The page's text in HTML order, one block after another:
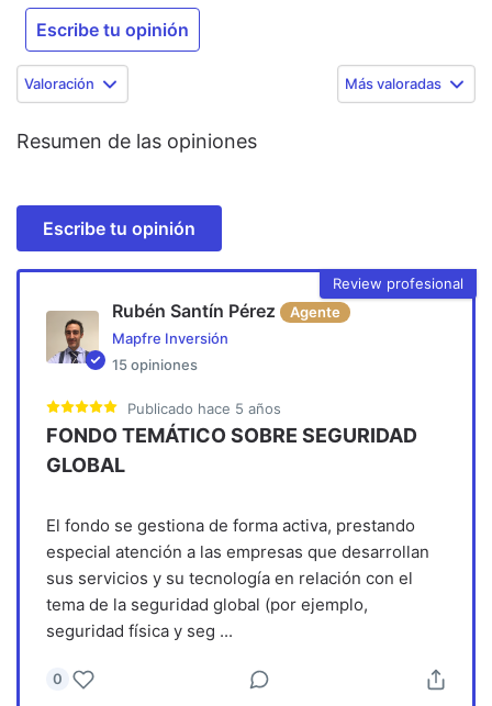
Escribe tu opinión
Valoración Más valoradas
Resumen de las opiniones
Escribe tu opinión
Review profesional
Rubén Santín Pérez
Agente
Mapfre Inversión
15 opiniones
Publicado hace 5 años
FONDO TEMÁTICO SOBRE SEGURIDAD
GLOBAL
El fondo se gestiona de forma activa, prestando
especial atención a las empresas que desarrollan
sus servicios y su tecnología en relación con el
tema de la seguridad global (por ejemplo,
seguridad física y seg ...
0